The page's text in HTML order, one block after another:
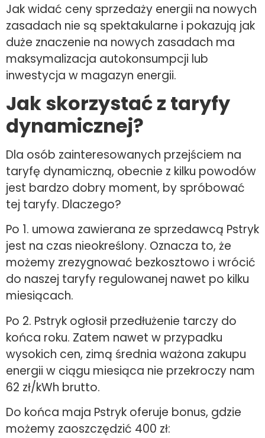
Jak widać ceny sprzedaży energii na nowych
zasadach nie są spektakularne i pokazują jak
duże znaczenie na nowych zasadach ma
maksymalizacja autokonsumpcji lub
inwestycja w magazyn energii.
Jak skorzystać z taryfy
dynamicznej?
Dla osób zainteresowanych przejściem na
taryfę dynamiczną, obecnie z kilku powodów
jest bardzo dobry moment, by spróbować
tej taryfy. Dlaczego?
Po 1. umowa zawierana ze sprzedawcą Pstryk
jest na czas nieokreślony. Oznacza to, że
możemy zrezygnować bezkosztowo i wrócić
do naszej taryfy regulowanej nawet po kilku
miesiącach.
Po 2. Pstryk ogłosił przedłużenie tarczy do
końca roku. Zatem nawet w przypadku
wysokich cen, zimą średnia ważona zakupu
energii w ciągu miesiąca nie przekroczy nam
62 zł/kWh brutto.
Do końca maja Pstryk oferuje bonus, gdzie
możemy zaoszczędzić 400 zł: